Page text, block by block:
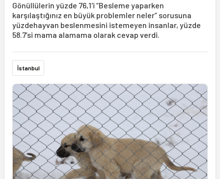
Gönüllülerin yüzde 76,1'i “Besleme yaparken
karşılaştığınız en büyük problemler neler” sorusuna
yüzdehayvan beslenmesini istemeyen insanlar, yüzde
58.7’si mama alamama olarak cevap verdi.
İstanbul